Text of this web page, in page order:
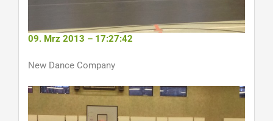
09. Mrz 2013 – 17:27:42
New Dance Company